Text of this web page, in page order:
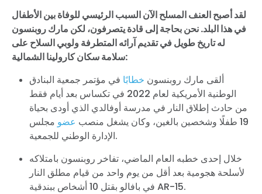
لقد أصبح العنف المسلح الآن السبب الرئيسي للوفاة بين الأطفال
في هذا البلد. نحن بحاجة إلى قادة يتصرفون، لكن مارك روبنسون
له تاريخ طويل في تقديم آرائه المتطرفة ولوبي السلاح على
سلامة سكان كارولينا الشمالية:
ألقى مارك روبنسون خطابًا في مؤتمر جمعية البنادق
الوطنية الأمريكية لعام 2022 في تكساس بعد أيام فقط
من حادث إطلاق النار في مدرسة أوفالدي الذي أودى بحياة
19 طفلًا وشخصين بالغين، وكان يشغل منصب
عضو مجلس
الإدارة الوطني للجمعية.
خلال إحدى خطبه العام الماضي، تفاخر روبنسون بامتلاكه
لأسلحة هجومية بعد أقل من يوم واحد من قيام مطلق النار
في بافالو بقتل 10 أشخاص ببندقية AR-15.